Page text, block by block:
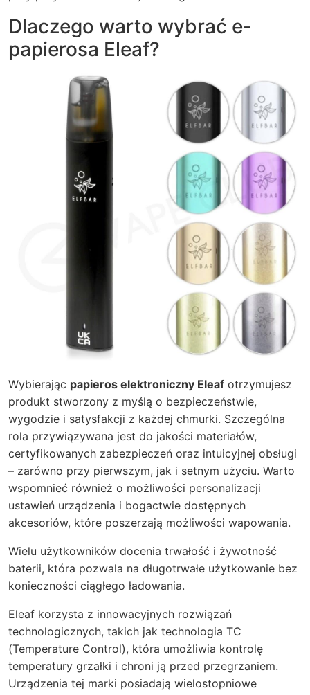
Dlaczego warto wybrać e-
papierosa Eleaf?
Wybierając papieros elektroniczny Eleaf otrzymujesz
produkt stworzony z myślą o bezpieczeństwie,
wygodzie i satysfakcji z każdej chmurki. Szczególna
rola przywiązywana jest do jakości materiałów,
certyfikowanych zabezpieczeń oraz intuicyjnej obsługi
– zarówno przy pierwszym, jak i setnym użyciu. Warto
wspomnieć również o możliwości personalizacji
ustawień urządzenia i bogactwie dostępnych
akcesoriów, które poszerzają możliwości wapowania.
Wielu użytkowników docenia trwałość i żywotność
baterii, która pozwala na długotrwałe użytkowanie bez
konieczności ciągłego ładowania.
Eleaf korzysta z innowacyjnych rozwiązań
technologicznych, takich jak technologia TC
(Temperature Control), która umożliwia kontrolę
temperatury grzałki i chroni ją przed przegrzaniem.
Urządzenia tej marki posiadają wielostopniowe